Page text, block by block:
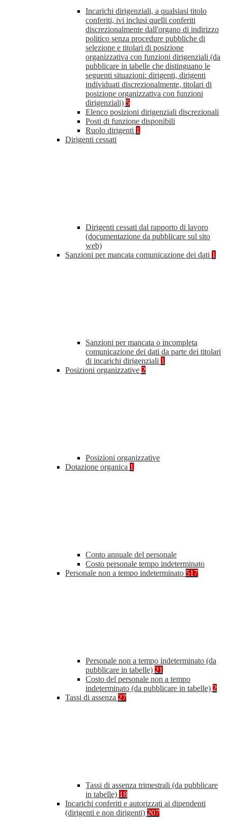
Incarichi dirigenziali, a qualsiasi titolo
conferiti, ivi inclusi quelli conferiti
discrezionalmente dall'organo di indirizzo
politico senza procedure pubbliche di
selezione e titolari di posizione
organizzativa con funzioni dirigenziali (da
pubblicare in tabelle che distinguano le
seguenti situazioni: dirigenti, dirigenti
individuati discrezionalmente, titolari di
posizione organizzativa con funzioni
dirigenziali) 5
Elenco posizioni dirigenziali discrezionali
Posti di funzione disponibili
Ruolo dirigenti 1
Dirigenti cessati
Dirigenti cessati dal rapporto di lavoro
(documentazione da pubblicare sul sito
web)
Sanzioni per mancata comunicazione dei dati 1
Sanzioni per mancata o incompleta
comunicazione dei dati da parte dei titolari
di incarichi dirigenziali 1
Posizioni organizzative 2
Posizioni organizzative
Dotazione organica 1
Conto annuale del personale
Costo personale tempo indeterminato
Personale non a tempo indeterminato 517
Personale non a tempo indeterminato (da
pubblicare in tabelle) 21
Costo del personale non a tempo
indeterminato (da pubblicare in tabelle) 2
Tassi di assenza 27
Tassi di assenza trimestrali (da pubblicare
in tabelle) 18
Incarichi conferiti e autorizzati ai dipendenti
(dirigenti e non dirigenti) 207